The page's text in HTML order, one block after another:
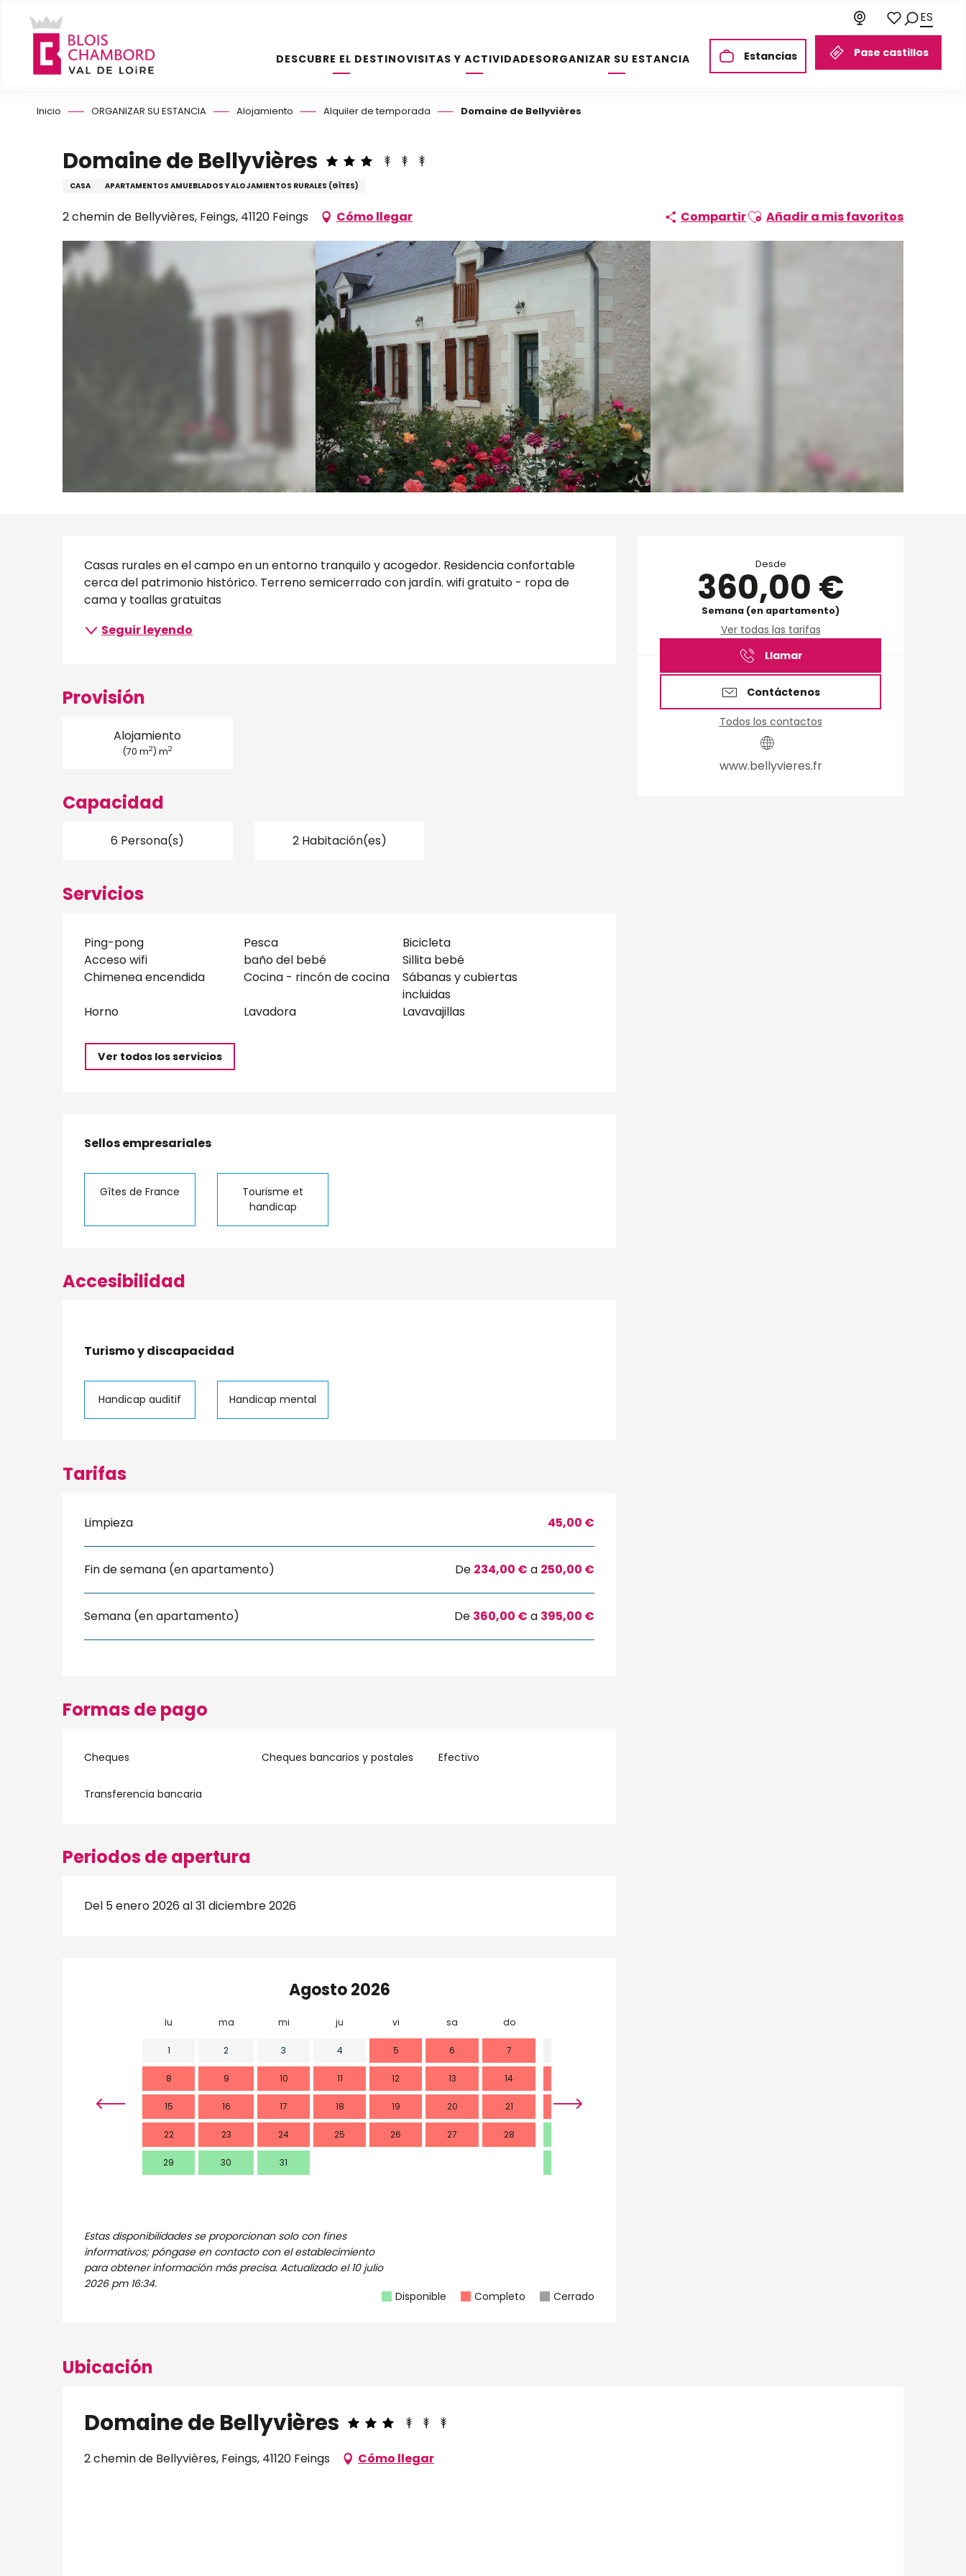
contenu
principal
Pase castillos
Estancias
Voir les
Buscar
ES
DESCUBRE EL DESTINOVISITAS Y ACTIVIDADESORGANIZAR SU ESTANCIA
Inicio ORGANIZAR SU ESTANCIA Alojamiento Alquiler de temporada Domaine de Bellyvières
Domaine de Bellyvières
CASA APARTAMENTOS AMUEBLADOS Y ALOJAMIENTOS RURALES (GÎTES)
2 chemin de Bellyvières, Feings, 41120 Feings Cómo llegar CompartirAjouter aux favoris
Añadir a mis favoritos
Horarios y datos de
Desde
360,00 €
Semana (en apartamento)
Ver todas las tarifas
Llamar
Contáctenos
Todos los contactos
www.bellyvieres.fr
Descripción
Casas rurales en el campo en un entorno tranquilo y acogedor. Residencia confortable
cerca del patrimonio histórico. Terreno semicerrado con jardín. wifi gratuito - ropa de
cama y toallas gratuitas
Seguir leyendo
Provisión
Alojamiento
(70 m2) m2
Capacidad
6 Persona(s) 2 Habitación(es)
Servicios
Ping-pong Pesca
Bicicleta
Acceso wifi
baño del bebé
Sillita bebé
Chimenea encendida
Cocina - rincón de cocina
Sábanas y cubiertas
incluidas
Horno
Lavadora Lavavajillas
Ver todos los servicios
Oferta de prestaciones
Sellos empresariales
Sellos empresariales
Gîtes de France
Tourisme et
handicap
Accesibilidad
Turismo y discapacidad
Turismo y discapacidad
Handicap auditif Handicap mental
Tarifas
Limpieza 45,00 €
Fin de semana (en apartamento) De 234,00 € a 250,00 €
Semana (en apartamento) De 360,00 € a 395,00 €
Formas de pago
Cheques Cheques bancarios y postales Efectivo
Transferencia bancaria
Periodos de apertura
Del 5 enero 2026 al 31 diciembre 2026
Agosto 2026
lu ma mi ju vi sa do
1 2 3 4 5 6 7
8 9 10 11 12 13 14
15 16 17 18 19 20 21
22 23 24 25 26 27 28
29 30 31
14
Estas disponibilidades se proporcionan solo con fines
informativos; póngase en contacto con el establecimiento
para obtener información más precisa.Actualizado el10 julio
2026 pm 16:34.
Disponible
Completo Cerrado
Ubicación
Domaine de Bellyvières
2 chemin de Bellyvières, Feings, 41120 Feings Cómo llegar